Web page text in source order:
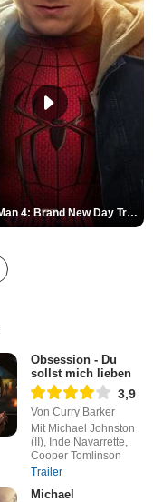
Spider-Man 4: Brand New Day Trailer (3) DF
Obsession - Du
sollst mich lieben
3,9
Von Curry Barker
Mit Michael Johnston
(II), Inde Navarrette,
Cooper Tomlinson
Trailer
Michael